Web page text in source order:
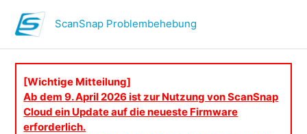
ScanSnap Problembehebung
[Wichtige Mitteilung]
Ab dem 9. April 2026 ist zur Nutzung von ScanSnap
Cloud ein Update auf die neueste Firmware
erforderlich.